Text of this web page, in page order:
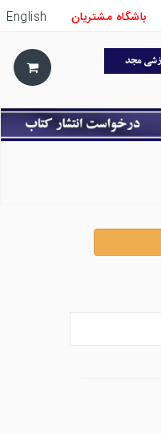
باشگاه مشتریان English